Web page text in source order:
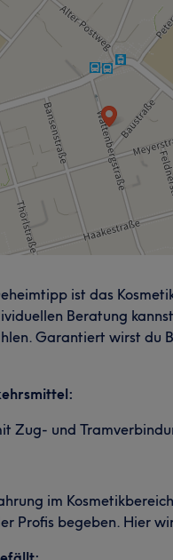
ist das
Beratung
Garantiert wirst du
Zug- und
im
Profis begeben. Hier